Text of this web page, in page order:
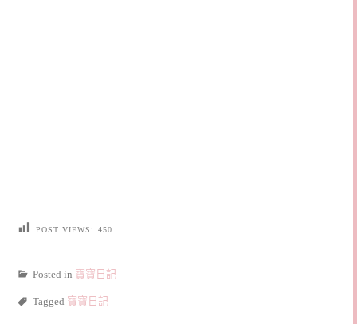
POST VIEWS: 450
Posted in 寶寶日記
Tagged 寶寶日記